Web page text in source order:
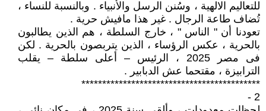
للتعاليم الالهية ، وسُنن الرسل والأنبياء . وبالنسبة للنساء ،
تُضاف طاعة الرجال . غير هذا مافيش حرية .
تعودنا أن " الناس " ، خارج السلطة ، هم الذين يطالبون
بالحرية ، عكس الرؤساء ، الذين يتربصون بالحرية . لكن
فى مصر 2025 ، الرئيس – أعلى سلطة – يقلب
الترابيزة ، مقتحما عش الدبابير .
*******************************************
2 -